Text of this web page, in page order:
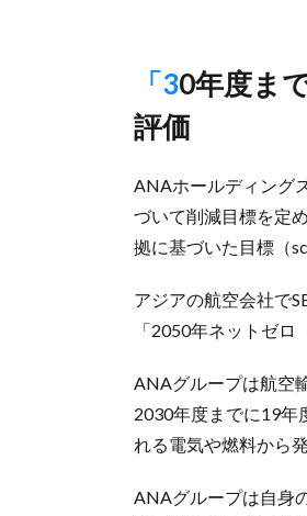
「30年度までに有償輸送量当たり19年度比29％抑制」などを
評価
ANAホールディング
づいて削減目標を定
拠に基づいた目標（
アジアの航空会社で
「2050年ネットゼロ
ANAグループは航空
2030年度までに19年
れる電気や燃料から
ANAグループは自身